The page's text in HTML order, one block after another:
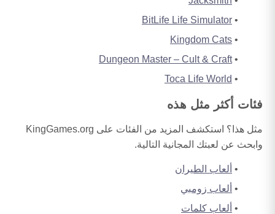
BitLife Life Simulator
Kingdom Cats
Dungeon Master – Cult & Craft
Toca Life World
فئات أكثر مثل هذه
مثل هذا؟ استكشف المزيد من الفئات على KingGames.org
وابحث عن لعبتك المجانية التالية.
ألعاب الطيران
ألعاب زومبي
ألعاب كلمات